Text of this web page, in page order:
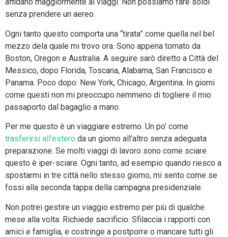
affidano maggiormente ai viaggi. Non possiamo fare soldi
senza prendere un aereo.
Ogni tanto questo comporta una “tirata” come quella nel bel
mezzo dela quale mi trovo ora. Sono appena tornato da
Boston, Oregon e Australia. A seguire sarò diretto a Città del
Messico, dopo Florida, Toscana, Alabama, San Francisco e
Panama. Poco dopo: New York, Chicago, Argentina. In giorni
come questi non mi preoccupo nemmeno di togliere il mio
passaporto dal bagaglio a mano.
Per me questo è un viaggiare estremo. Un po’ come
trasferirsi all’estero da un giorno all’altro senza adeguata
preparazione. Se molti viaggi di lavoro sono come sciare
questo è iper-sciare. Ogni tanto, ad esempio quando riesco a
spostarmi in tre città nello stesso giorno, mi sento come se
fossi alla seconda tappa della campagna presidenziale.
Non potrei gestire un viaggio estremo per più di qualche
mese alla volta. Richiede sacrificio. Sfilaccia i rapporti con
amici e famiglia, e costringe a postporre o mancare tutti gli